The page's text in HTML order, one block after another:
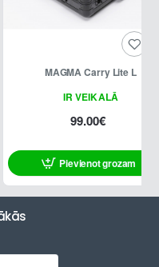
IR VEIKALĀ
MAGMA Carry Lite L
99.00€
Pievienot grozam